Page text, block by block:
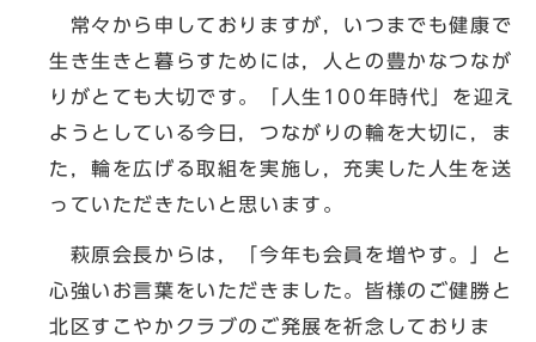
常々から申しておりますが，いつまでも健康で
生き生きと暮らすためには，人との豊かなつなが
りがとても大切です。「人生100年時代」を迎え
ようとしている今日，つながりの輪を大切に，ま
た，輪を広げる取組を実施し，充実した人生を送
っていただきたいと思います。
萩原会長からは，「今年も会員を増やす。」と
心強いお言葉をいただきました。皆様のご健勝と
北区すこやかクラブのご発展を祈念しておりま